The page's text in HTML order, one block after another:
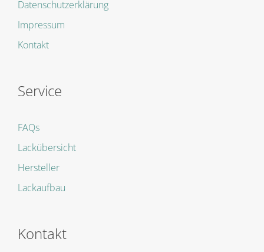
Datenschutzerklärung
Impressum
Kontakt
Service
FAQs
Lackübersicht
Hersteller
Lackaufbau
Kontakt